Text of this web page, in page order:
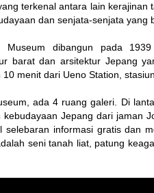
terkenal antara lain
dan senjata-senjata yang
Museum dibangun pada
barat dan arsitektur Jepang
menit dari Ueno Station,
ada 4 ruang galeri. Di
kebudayaan Jepang dari jaman
selebaran informasi gratis dan
seni tanah liat, patung